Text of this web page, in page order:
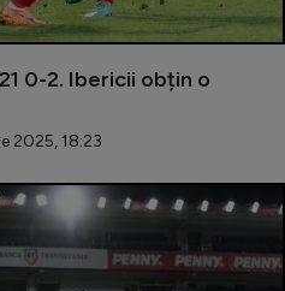
0-2. Ibericii obțin o
2025, 18:23